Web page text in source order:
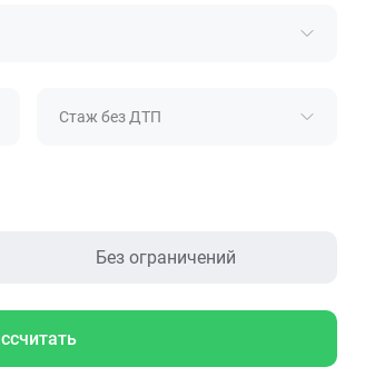
Стаж без ДТП
Без ограничений